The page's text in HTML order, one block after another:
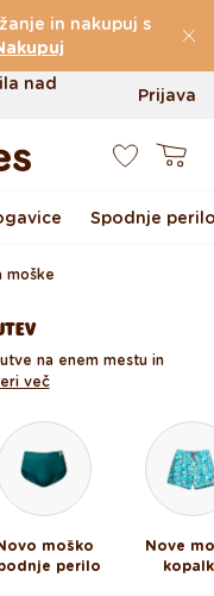
in nakupuj s
nad
Prijava
Košarica
Spodnje
moške
na enem mestu in
več
moško
perilo
Nove